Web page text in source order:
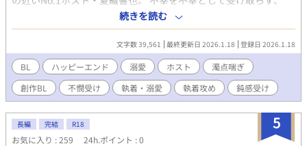
「ラッキー」と笑い飛ばす響也に反発しながらも、霞は行き場の
なさから彼の元で暮らすことになる。 再び起きた火災、拭えない
罪悪感、離れようとする霞――それでも響也は、霞を一人にしな
い選択をした。 触れられる距離、逃げ場のない優しさ、身体から
始まる関係。 救いなのか、依存なのか分からないまま、二人は少
しずつ深みに沈んでいく。
続きを読む
文字数 39,561 最終更新日 2026.1.18 登録日 2026.1.18
BL ハッピーエンド 溺愛 ホスト
濁点喘ぎ
創作BL
不憫受け 執着・溺愛 執着攻め 鈍感受け
5
長編 完結 R18
お気に入り : 259 24h.ポイント : 0